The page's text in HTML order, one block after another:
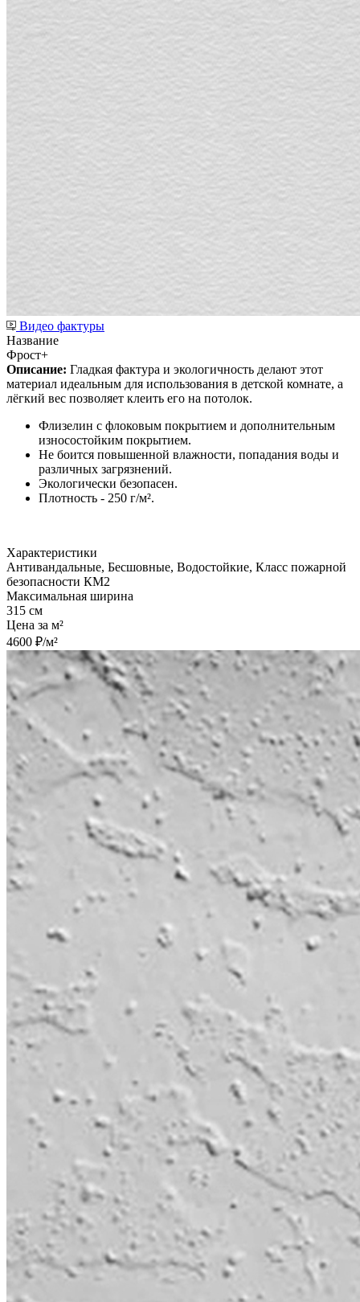
Видео фактуры
Название
Фрост+
Описание: Гладкая фактура и экологичность делают этот
материал идеальным для использования в детской комнате, а
лёгкий вес позволяет клеить его на потолок.
Флизелин с флоковым покрытием и дополнительным
износостойким покрытием.
Не боится повышенной влажности, попадания воды и
различных загрязнений.
Экологически безопасен.
Плотность - 250 г/м².
Характеристики
Антивандальные, Бесшовные, Водостойкие, Класс пожарной
безопасности КМ2
Максимальная ширина
315 см
Цена за м²
4600 ₽/м²